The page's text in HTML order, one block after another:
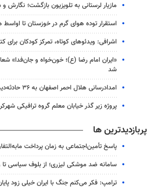
مازیار لرستانی به تلویزیون بازگشت؛
استقرار توده هوای گرم در خوزستان تا اواسط
اشرافی: ویدئوهای کوتاه، تمرکز کودکان برای
«ایران امام رضا (ع)؛ خون‌خواه و جان‌فدا»
شد
امدادرسانی هلال احمر اصفهان به ۳۶ حادثه‌دیده در ۲۴ ساعت گذشته
پروژه زیر گذر خیابان معلم گروه ترافیکی
پربازدیدترین ها
پاسخ تأمین‌اجتماعی به زمان پرداخت
سامانه ضد موشکی لیزری؛ از بلوف سیاسی تا
ترامپ: فکر می‌کنم جنگ با ایران خیلی زود